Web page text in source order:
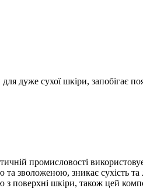
дуже сухої шкіри, запобігає
промисловості
та зволоженою, зникає
поверхні шкіри, також цей